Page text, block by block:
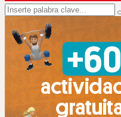
Search
for: